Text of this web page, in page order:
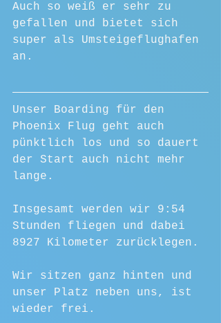
Auch so weiß er sehr zu
gefallen und bietet sich
super als Umsteigeflughafen
an.
Unser Boarding für den
Phoenix Flug geht auch
pünktlich los und so dauert
der Start auch nicht mehr
lange.
Insgesamt werden wir 9:54
Stunden fliegen und dabei
8927 Kilometer zurücklegen.
Wir sitzen ganz hinten und
unser Platz neben uns, ist
wieder frei.